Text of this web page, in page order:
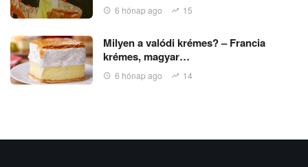
6 hónap ago 15
Milyen a valódi krémes? – Francia
krémes, magyar…
6 hónap ago 14